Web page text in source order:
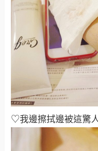
♡我邊擦拭邊被這驚